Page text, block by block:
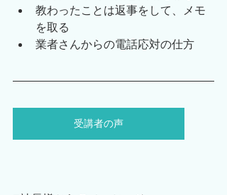
教わったことは返事をして、メモ
を取る
業者さんからの電話応対の仕方
受講者の声